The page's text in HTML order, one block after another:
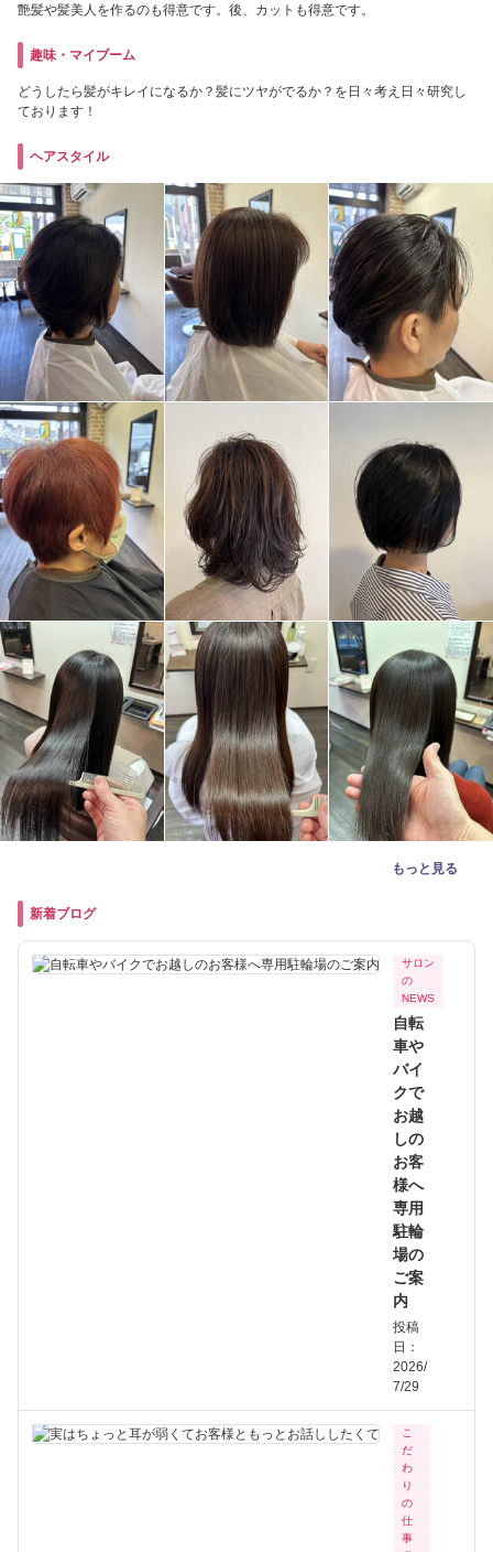
艶髪や髪美人を作るのも得意です。後、カットも得意です。
趣味・マイブーム
どうしたら髪がキレイになるか？髪にツヤがでるか？を日々考え日々研究し
ております！
ヘアスタイル
もっと見る
新着ブログ
サロン
の
NEWS
自転
車や
バイ
クで
お越
しの
お客
様へ
専用
駐輪
場の
ご案
内
投稿
日：
2026/
7/29
こ
だ
わ
り
の
仕
事